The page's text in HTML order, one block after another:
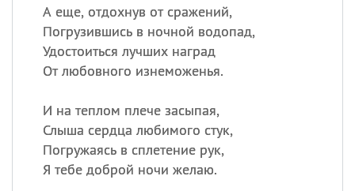
А еще, отдохнув от сражений,
Погрузившись в ночной водопад,
Удостоиться лучших наград
От любовного изнеможенья.
И на теплом плече засыпая,
Слыша сердца любимого стук,
Погружаясь в сплетение рук,
Я тебе доброй ночи желаю.